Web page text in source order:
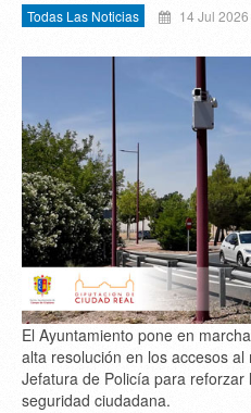
Todas Las Noticias 14 Jul 2026
El Ayuntamiento pone en
alta resolución en los accesos
Jefatura de Policía para reforzar
seguridad ciudadana.